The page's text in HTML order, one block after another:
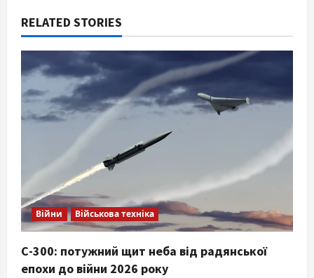
RELATED STORIES
Війни Військова техніка
С-300: потужний щит неба від радянської
епохи до війни 2026 року